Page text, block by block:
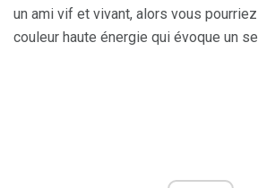
un ami vif et vivant, alors vous
couleur haute énergie qui évoque un